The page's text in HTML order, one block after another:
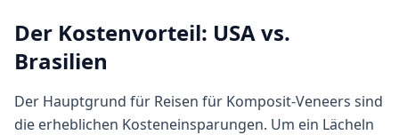
Der Kostenvorteil: USA vs.
Brasilien
Der Hauptgrund für Reisen für Komposit-Veneers sind
die erheblichen Kosteneinsparungen. Um ein Lächeln